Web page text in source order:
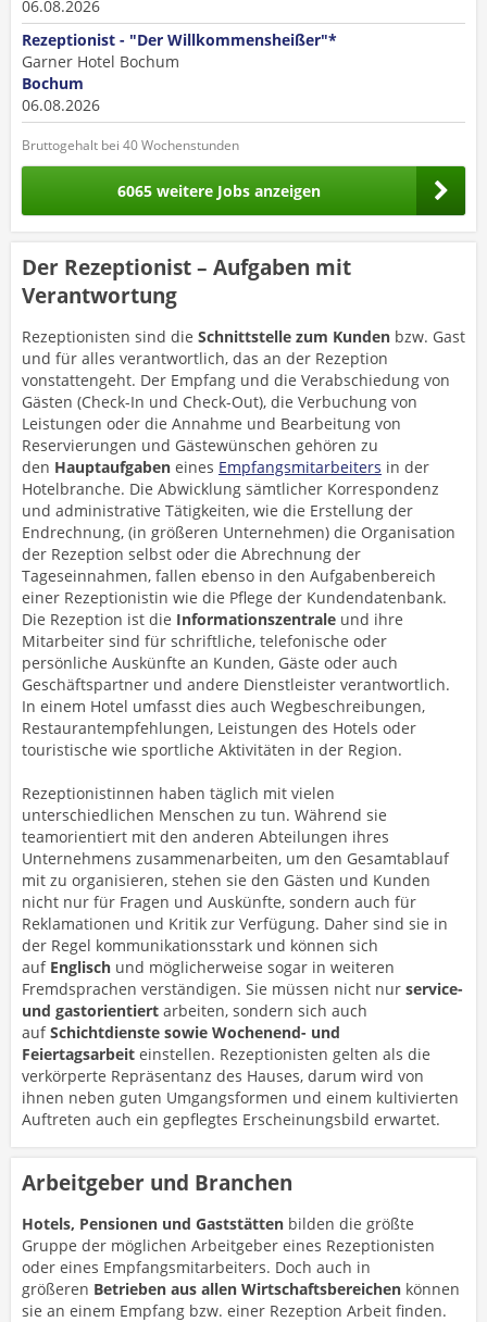
06.08.2026
Rezeptionist - "Der Willkommensheißer"*
Garner Hotel Bochum
Bochum
06.08.2026
Bruttogehalt bei 40 Wochenstunden
6065 weitere Jobs anzeigen
Der Rezeptionist – Aufgaben mit
Verantwortung
Rezeptionisten sind die Schnittstelle zum Kunden bzw. Gast
und für alles verantwortlich, das an der Rezeption
vonstattengeht. Der Empfang und die Verabschiedung von
Gästen (Check-In und Check-Out), die Verbuchung von
Leistungen oder die Annahme und Bearbeitung von
Reservierungen und Gästewünschen gehören zu
den Hauptaufgaben eines Empfangsmitarbeiters in der
Hotelbranche. Die Abwicklung sämtlicher Korrespondenz
und administrative Tätigkeiten, wie die Erstellung der
Endrechnung, (in größeren Unternehmen) die Organisation
der Rezeption selbst oder die Abrechnung der
Tageseinnahmen, fallen ebenso in den Aufgabenbereich
einer Rezeptionistin wie die Pflege der Kundendatenbank.
Die Rezeption ist die Informationszentrale und ihre
Mitarbeiter sind für schriftliche, telefonische oder
persönliche Auskünfte an Kunden, Gäste oder auch
Geschäftspartner und andere Dienstleister verantwortlich.
In einem Hotel umfasst dies auch Wegbeschreibungen,
Restaurantempfehlungen, Leistungen des Hotels oder
touristische wie sportliche Aktivitäten in der Region.
Rezeptionistinnen haben täglich mit vielen
unterschiedlichen Menschen zu tun. Während sie
teamorientiert mit den anderen Abteilungen ihres
Unternehmens zusammenarbeiten, um den Gesamtablauf
mit zu organisieren, stehen sie den Gästen und Kunden
nicht nur für Fragen und Auskünfte, sondern auch für
Reklamationen und Kritik zur Verfügung. Daher sind sie in
der Regel kommunikationsstark und können sich
auf Englisch und möglicherweise sogar in weiteren
Fremdsprachen verständigen. Sie müssen nicht nur service-
und gastorientiert arbeiten, sondern sich auch
aufSchichtdienste sowie Wochenend- und
Feiertagsarbeit einstellen. Rezeptionisten gelten als die
verkörperte Repräsentanz des Hauses, darum wird von
ihnen neben guten Umgangsformen und einem kultivierten
Auftreten auch ein gepflegtes Erscheinungsbild erwartet.
Arbeitgeber und Branchen
Hotels, Pensionen und Gaststätten bilden die größte
Gruppe der möglichen Arbeitgeber eines Rezeptionisten
oder eines Empfangsmitarbeiters. Doch auch in
größeren Betrieben aus allen Wirtschaftsbereichen können
sie an einem Empfang bzw. einer Rezeption Arbeit finden.